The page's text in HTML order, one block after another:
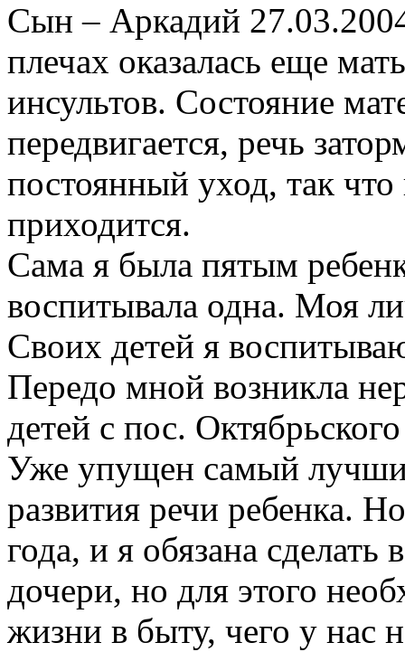
Сын – Аркадий
плечах оказалась еще
инсультов. Состояние
передвигается, речь
постоянный уход, так
приходится.
Сама я была пятым
воспитывала одна. Моя
Своих детей я
Передо мной возникла
детей с пос.
Уже упущен самый
развития речи ребенка.
года, и я обязана сделать
дочери, но для этого
жизни в быту, чего у нас